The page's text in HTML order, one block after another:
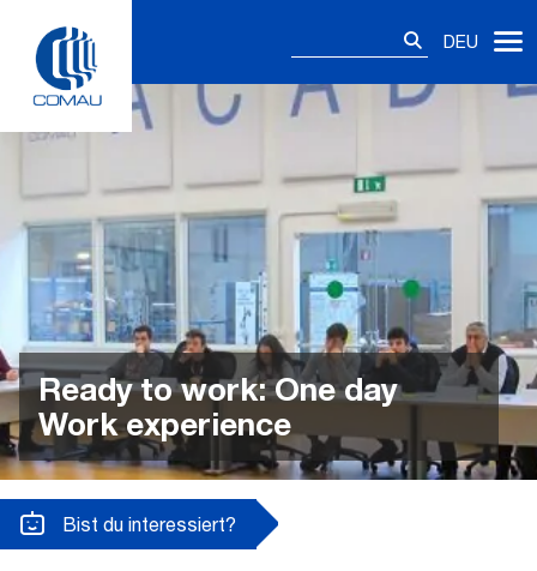
content
DEU
Ready to work: One day
Work experience
Bist du interessiert?